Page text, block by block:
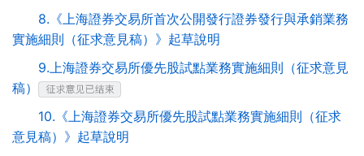
8.《上海證券交易所首次公開發行證券發行與承銷業務
實施細則（征求意見稿）》起草說明
9.上海證券交易所優先股試點業務實施細則（征求意見
稿）
10.《上海證券交易所優先股試點業務實施細則（征求
意見稿）》起草說明